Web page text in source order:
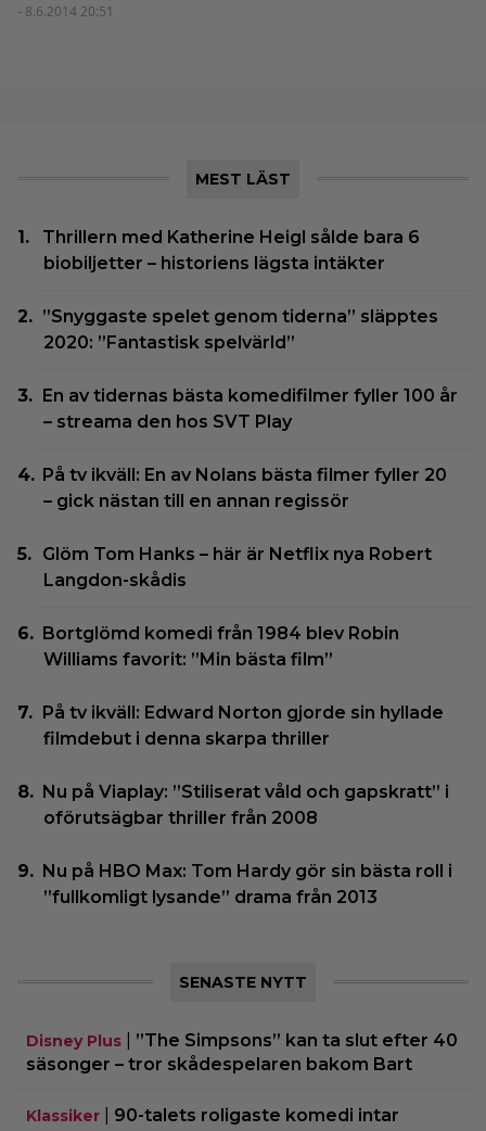
- 8.6.2014 20:51
MEST LÄST
Thrillern med Katherine Heigl sålde bara 6
biobiljetter – historiens lägsta intäkter
”Snyggaste spelet genom tiderna” släpptes
2020: ”Fantastisk spelvärld”
En av tidernas bästa komedifilmer fyller 100 år
– streama den hos SVT Play
På tv ikväll: En av Nolans bästa filmer fyller 20
– gick nästan till en annan regissör
Glöm Tom Hanks – här är Netflix nya Robert
Langdon-skådis
Bortglömd komedi från 1984 blev Robin
Williams favorit: ”Min bästa film”
På tv ikväll: Edward Norton gjorde sin hyllade
filmdebut i denna skarpa thriller
Nu på Viaplay: ”Stiliserat våld och gapskratt” i
oförutsägbar thriller från 2008
Nu på HBO Max: Tom Hardy gör sin bästa roll i
”fullkomligt lysande” drama från 2013
SENASTE NYTT
Disney Plus
”The Simpsons” kan ta slut efter 40
säsonger – tror skådespelaren bakom Bart
Klassiker
90-talets roligaste komedi intar